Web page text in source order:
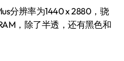
分辨率为1440 x 2880，骁
，除了半透，还有黑色和